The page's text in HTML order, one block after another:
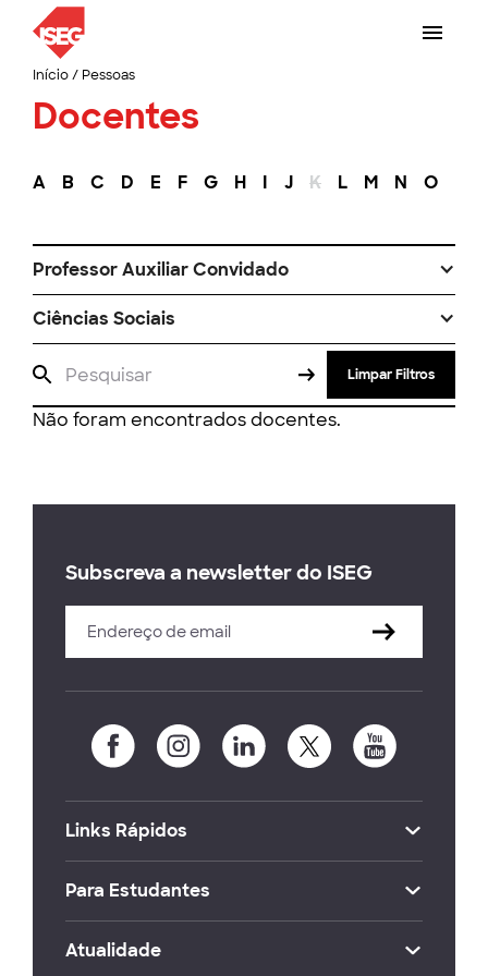
Início/ Pessoas
Docentes
A B C D E F G H I J K L M N O
Professor Auxiliar Convidado
Ciências Sociais
Limpar Filtros
Não foram encontrados docentes.
Subscreva a newsletter do ISEG
Links Rápidos
Para Estudantes
Atualidade